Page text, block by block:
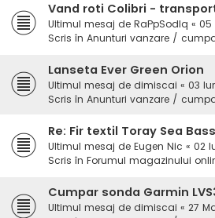
Vand roti Colibri -
Ultimul mesaj de RaPpSodIq « 05
Scris în Anunturi vanzare /
Lanseta Ever Green Orion
Ultimul mesaj de dimiscai « 03
Scris în Anunturi vanzare /
Re: Fir textil Toray Sea
Ultimul mesaj de Eugen Nic « 02
Scris în Forumul magazinului
Cumpar sonda Garmin
Ultimul mesaj de dimiscai « 27